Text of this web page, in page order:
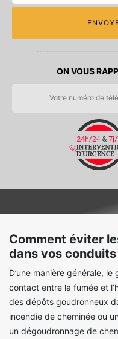
ON VOUS
Comment éviter
dans vos conduits
D’une manière générale,
contact entre la fumée et
des dépôts goudronneux
incendie de cheminée ou
un dégoudronnage de